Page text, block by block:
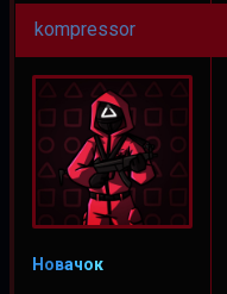
kompressor
Новачок